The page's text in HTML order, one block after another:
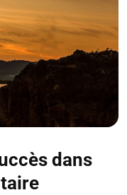
dans